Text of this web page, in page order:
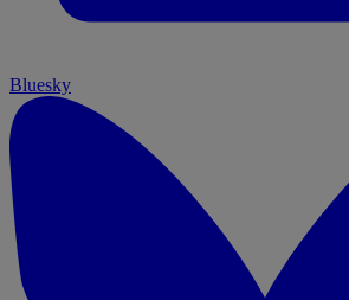
Bluesky